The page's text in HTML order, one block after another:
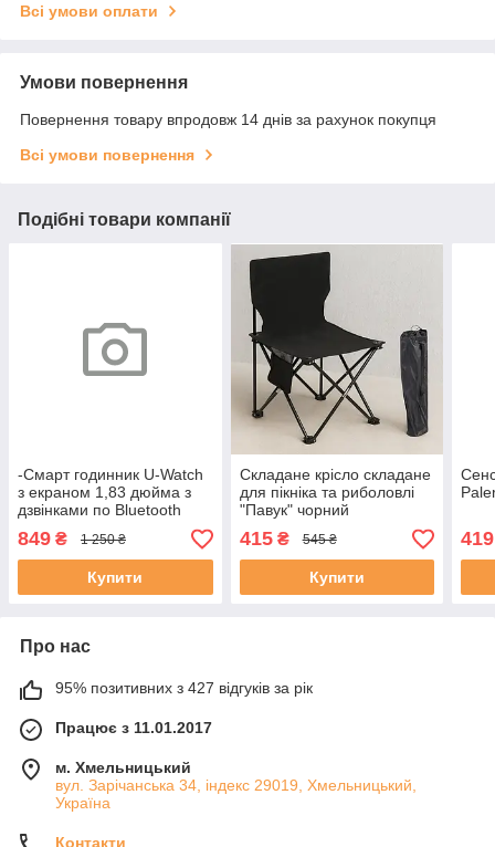
Всі умови оплати
Умови повернення
Повернення товару впродовж 14 днів за рахунок покупця
Всі умови повернення
Подібні товари компанії
-Смарт годинник U-Watch
з екраном 1,83 дюйма з
дзвінками по Bluetooth
849 ₴ 1 250 ₴
Купити
Складане крісло складане
для пікніка та риболовлі
"Павук" чорний
415₴ 545 ₴
Купити
419
Про нас
95% позитивних з 427 відгуків за рік
Працює з 11.01.2017
м. Хмельницький
вул. Зарічанська 34, індекс 29019, Хмельницький,
Україна
Контакти